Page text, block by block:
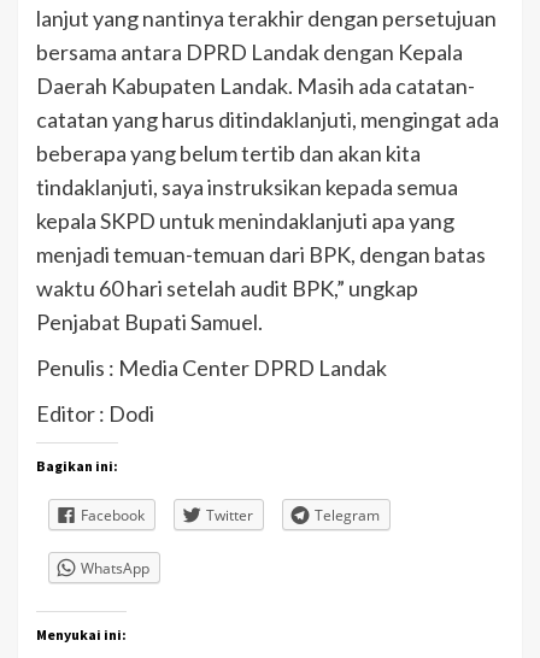
lanjut yang nantinya terakhir dengan persetujuan
bersama antara DPRD Landak dengan Kepala
Daerah Kabupaten Landak. Masih ada catatan-
catatan yang harus ditindaklanjuti, mengingat ada
beberapa yang belum tertib dan akan kita
tindaklanjuti, saya instruksikan kepada semua
kepala SKPD untuk menindaklanjuti apa yang
menjadi temuan-temuan dari BPK, dengan batas
waktu 60 hari setelah audit BPK,” ungkap
Penjabat Bupati Samuel.
Penulis : Media Center DPRD Landak
Editor : Dodi
Bagikan ini:
Facebook Twitter Telegram
WhatsApp
Menyukai ini: